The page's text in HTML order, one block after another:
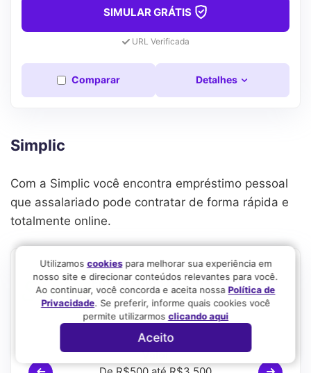
SIMULAR GRÁTIS
URL Verificada
Comparar Detalhes
Simplic
Com a Simplic você encontra empréstimo pessoal
que assalariado pode contratar de forma rápida e
totalmente online.
Empréstimo pessoal – Simplic
4.2
Valor
Utilizamos cookiespara melhorar sua experiência em
nosso site e direcionar conteúdos relevantes para você.
Ao continuar, você concorda e aceita nossaPolítica de
Privacidade. Se preferir, informe quais cookies você
permite utilizarmos clicando aqui
Aceito